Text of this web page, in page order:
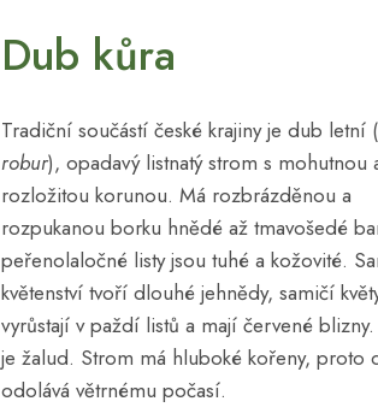
Dub kůra
Tradiční součástí české krajiny je dub letní (
robur), opadavý listnatý strom s mohutnou
rozložitou korunou. Má rozbrázděnou a
rozpukanou borku hnědé až tmavošedé
peřenolaločné listy jsou tuhé a kožovité.
květenství tvoří dlouhé jehnědy, samičí
vyrůstají v paždí listů a mají červené
je žalud. Strom má hluboké kořeny, proto
odolává větrnému počasí.